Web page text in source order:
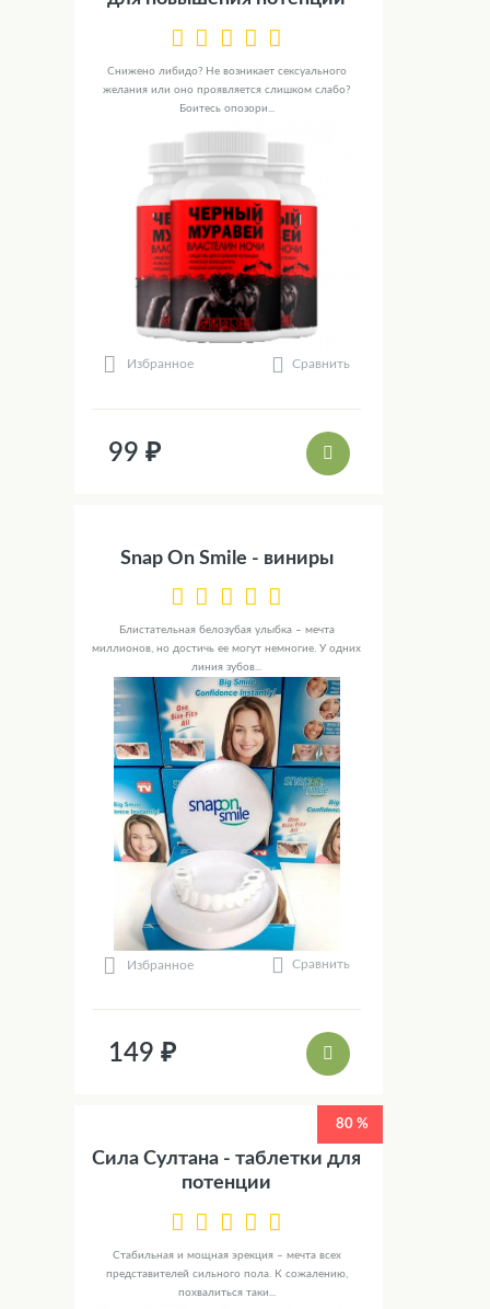
Снижено либидо? Не возникает сексуального
желания или оно проявляется слишком слабо?
Боитесь опозори...
Избранное Сравнить
99 ₽
Snap On Smile - виниры
Блистательная белозубая улыбка – мечта
миллионов, но достичь ее могут немногие. У одних
линия зубов...
Избранное Сравнить
149 ₽
80 %
Сила Султана - таблетки для
потенции
Стабильная и мощная эрекция – мечта всех
представителей сильного пола. К сожалению,
похвалиться таки...